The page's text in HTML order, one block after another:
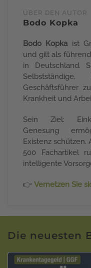
ÜBER DEN AUTOR
Bodo Kopka
Bodo Kopka ist
und gilt als
in Deutschland.
Geschäftsführer
Krankheit und
Sein Ziel:
Genesung
Existenz
500 Fachartikel
intelligente
👉 Vernetzen Sie
Die neuesten